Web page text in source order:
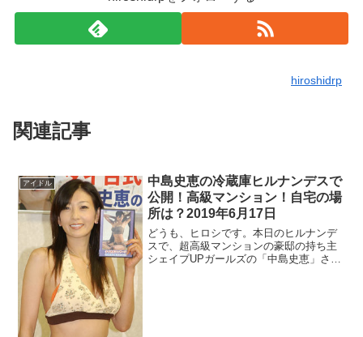
hiroshidrp
関連記事
アイドル
中島史恵の冷蔵庫ヒルナンデスで
公開！高級マンション！自宅の場
所は？2019年6月17日
どうも、ヒロシです。本日のヒルナンデ
スで、超高級マンションの豪邸の持ち主
シェイプUPガールズの「中島史恵」さん